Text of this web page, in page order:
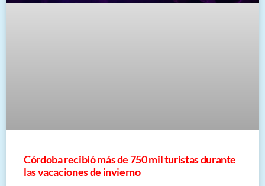
Córdoba recibió más de 750 mil turistas durante
las vacaciones de invierno